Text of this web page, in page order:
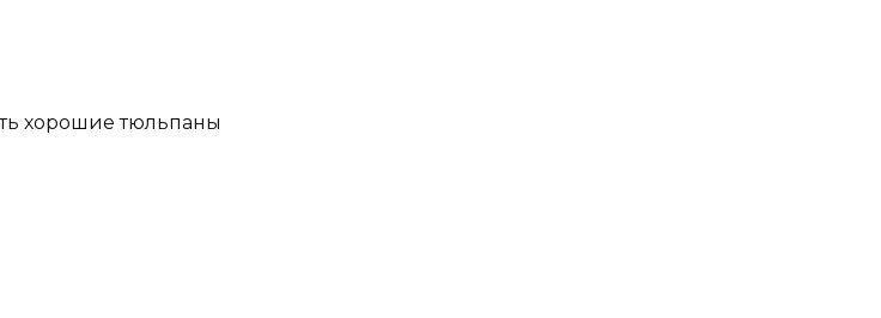
хорошие тюльпаны